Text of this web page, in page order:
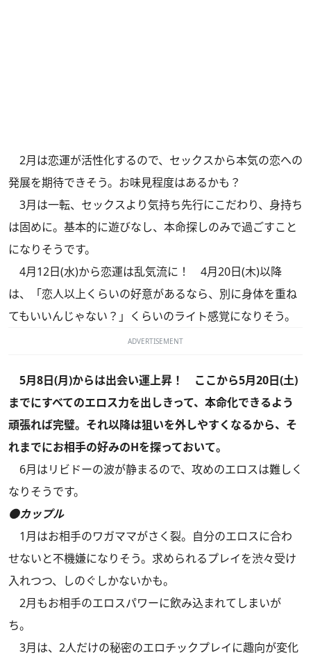
2月は恋運が活性化するので、セックスから本気の恋への
発展を期待できそう。お味見程度はあるかも？
3月は一転、セックスより気持ち先行にこだわり、身持ち
は固めに。基本的に遊びなし、本命探しのみで過ごすこと
になりそうです。
4月12日(水)から恋運は乱気流に！ 4月20日(木)以降
は、「恋人以上くらいの好意があるなら、別に身体を重ね
てもいいんじゃない？」くらいのライト感覚になりそう。
ADVERTISEMENT
5月8日(月)からは出会い運上昇！ ここから5月20日(土)
までにすべてのエロス力を出しきって、本命化できるよう
頑張れば完璧。それ以降は狙いを外しやすくなるから、そ
れまでにお相手の好みのHを探っておいて。
6月はリビドーの波が静まるので、攻めのエロスは難しく
なりそうです。
●カップル
1月はお相手のワガママがさく裂。自分のエロスに合わ
せないと不機嫌になりそう。求められるプレイを渋々受け
入れつつ、しのぐしかないかも。
2月もお相手のエロスパワーに飲み込まれてしまいが
ち。
3月は、2人だけの秘密のエロチックプレイに趣向が変化